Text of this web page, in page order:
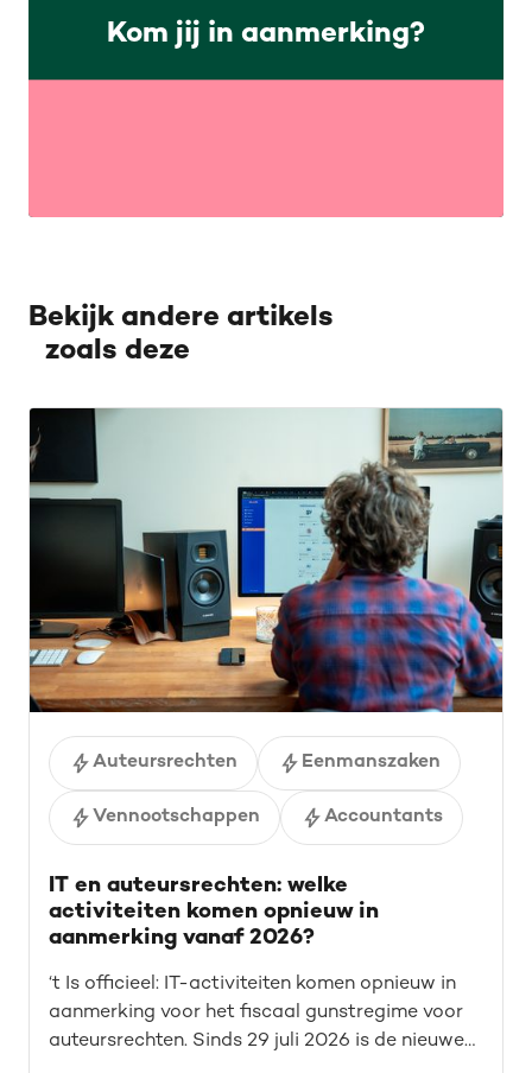
Kom jij in aanmerking?
Bekijk andere artikels
zoals deze
Auteursrechten Eenmanszaken
Vennootschappen Accountants
IT en auteursrechten: welke
activiteiten komen opnieuw in
aanmerking vanaf 2026?
‘t Is officieel: IT-activiteiten komen opnieuw in
aanmerking voor het fiscaal gunstregime voor
auteursrechten. Sinds 29 juli 2026 is de nieuwe